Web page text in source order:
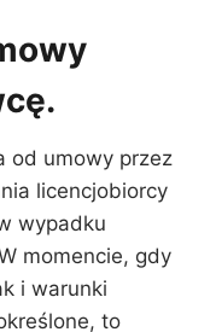
od umowy przez
licencjobiorcy
wypadku
momencie, gdy
i warunki
to